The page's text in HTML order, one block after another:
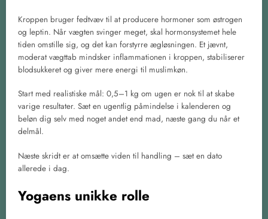
Kroppen bruger fedtvæv til at producere hormoner som østrogen
og leptin. Når vægten svinger meget, skal hormonsystemet hele
tiden omstille sig, og det kan forstyrre ægløsningen. Et jævnt,
moderat vægttab mindsker inflammationen i kroppen, stabiliserer
blodsukkeret og giver mere energi til muslimkøn.
Start med realistiske mål: 0,5–1 kg om ugen er nok til at skabe
varige resultater. Sæt en ugentlig påmindelse i kalenderen og
beløn dig selv med noget andet end mad, næste gang du når et
delmål.
Næste skridt er at omsætte viden til handling – sæt en dato
allerede i dag.
Yogaens unikke rolle